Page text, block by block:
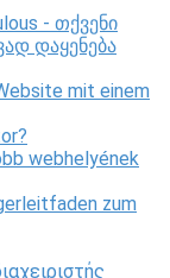
- თქვენი
დაყენება
mit einem
webhelyének
zum